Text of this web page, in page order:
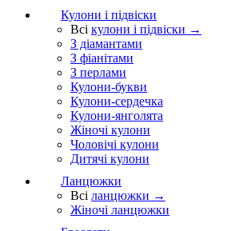
Кулони і підвіски
Всі кулони і підвіски →
З діамантами
З фіанітами
З перлами
Кулони-букви
Кулони-сердечка
Кулони-янголята
Жіночі кулони
Чоловічі кулони
Дитячі кулони
Ланцюжки
Всі ланцюжки →
Жіночі ланцюжки